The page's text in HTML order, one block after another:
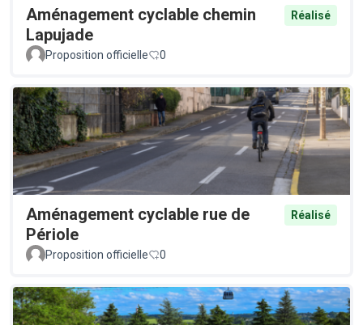
Aménagement cyclable chemin
Lapujade
Réalisé
Proposition officielle 0
Aménagement cyclable rue de
Périole
Réalisé
Proposition officielle 0